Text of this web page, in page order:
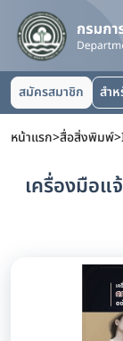
สมัครสมาชิก สำ
หน้าแรก>สื่อสิ่งพิมพ์>
เครื่องมือแ